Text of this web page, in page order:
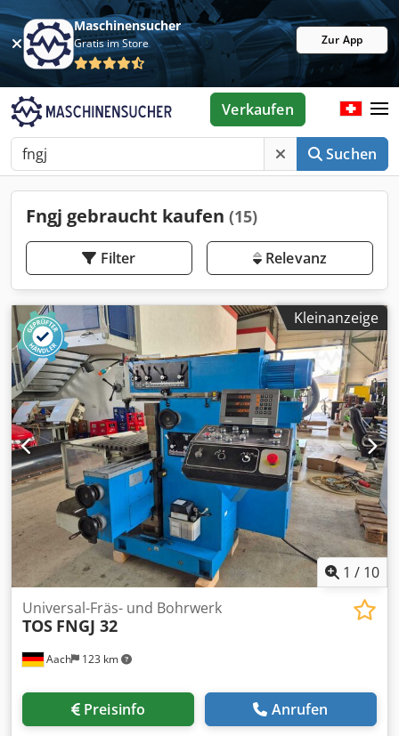
Maschinensucher
Gratis im Store Zur App
Suchen
Verkaufen
Fngj gebraucht kaufen (15)
Filter Relevanz
Kleinanzeige
1 / 10
Aach 123 km
Universal-Fräs- und Bohrwerk
TOS FNGJ 32
Preisinfo Anrufen